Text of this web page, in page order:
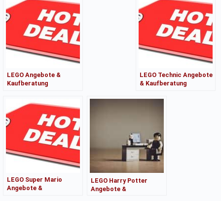
LEGO Angebote &
Kaufberatung
LEGO Technic Angebote
& Kaufberatung
LEGO Super Mario
Angebote &
LEGO Harry Potter
Angebote &